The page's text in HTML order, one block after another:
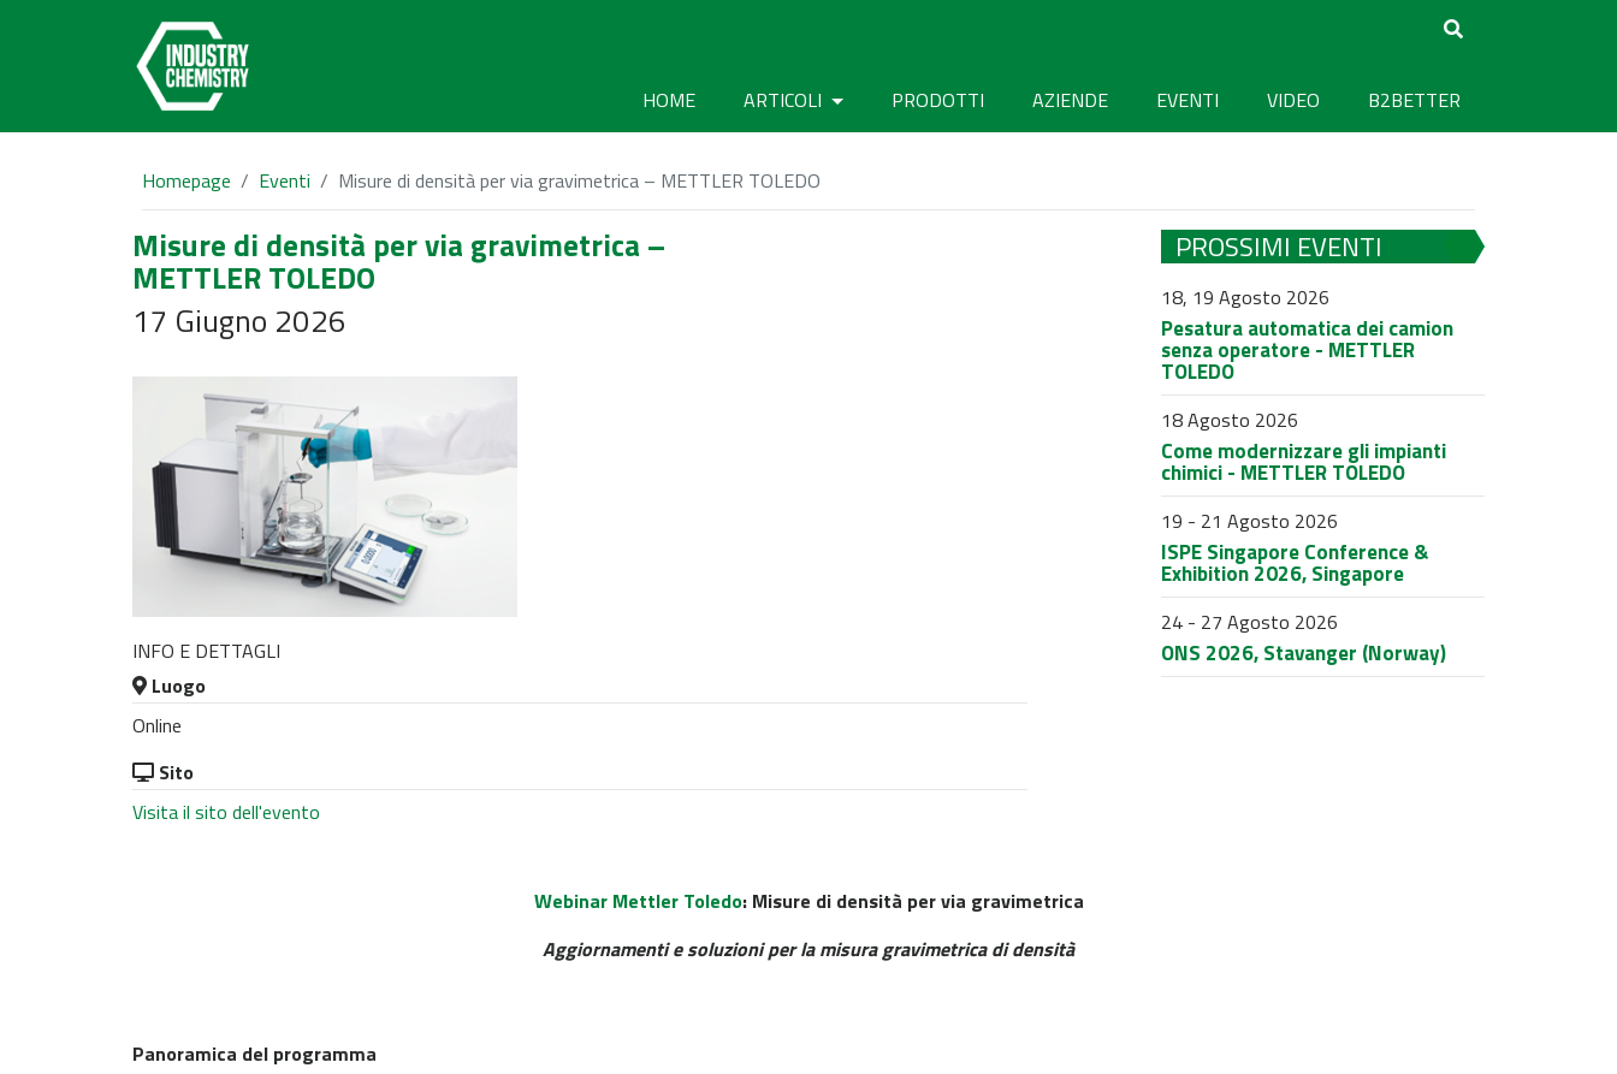
HOME ARTICOLI PRODOTTI AZIENDE EVENTI VIDEO B2BETTER
Homepage Eventi Misure di densità per via gravimetrica – METTLER TOLEDO
Misure di densità per via gravimetrica –
METTLER TOLEDO
17 Giugno 2026
INFO E DETTAGLI
Luogo
Online
Sito
Visita il sito dell'evento
PROSSIMI EVENTI
18, 19 Agosto 2026
Pesatura automatica dei camion
senza operatore - METTLER
TOLEDO
18 Agosto 2026
Come modernizzare gli impianti
chimici - METTLER TOLEDO
19 - 21 Agosto 2026
ISPE Singapore Conference &
Exhibition 2026, Singapore
24 - 27 Agosto 2026
ONS 2026, Stavanger (Norway)
Webinar Mettler Toledo: Misure di densità per via gravimetrica
Aggiornamenti e soluzioni per la misura gravimetrica di densità
Panoramica del programma